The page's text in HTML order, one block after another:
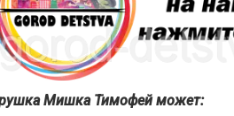
Мишка Тимофей может: